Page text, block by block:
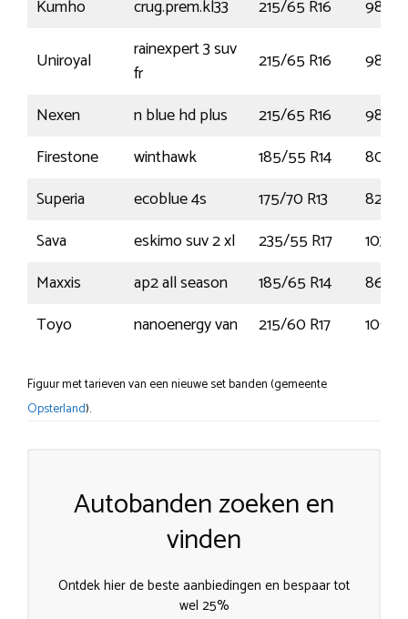
Kumho
crug.prem.kl33 215/65 R16
98V
Uniroyal
rainexpert 3 suv
fr
215/65 R16
98V
Nexen
n blue hd plus 215/65 R16
98H
Firestone
winthawk 185/55 R14
80T
Superia
ecoblue 4s 175/70 R13
82T
Sava
eskimo suv 2 xl 235/55 R17
103H
Maxxis
ap2 all season 185/65 R14
86H
Toyo
nanoenergy van 215/60 R17 109/
Figuur met tarieven van een nieuwe set banden (gemeente
Opsterland).
Autobanden zoeken en
vinden
Ontdek hier de beste aanbiedingen en bespaar tot
wel 25%